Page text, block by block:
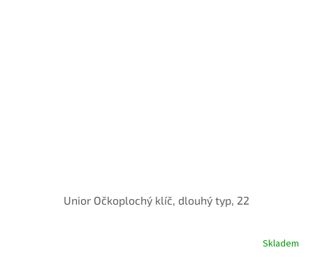
Unior Očkoplochý klíč, dlouhý typ, 22
Skladem